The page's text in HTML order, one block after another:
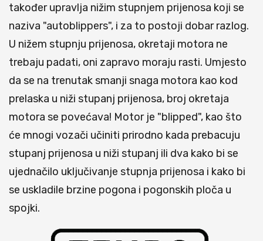
također upravlja nižim stupnjem prijenosa koji se
naziva "autoblippers", i za to postoji dobar razlog.
U nižem stupnju prijenosa, okretaji motora ne
trebaju padati, oni zapravo moraju rasti. Umjesto
da se na trenutak smanji snaga motora kao kod
prelaska u niži stupanj prijenosa, broj okretaja
motora se povećava! Motor je "blipped", kao što
će mnogi vozači učiniti prirodno kada prebacuju
stupanj prijenosa u niži stupanj ili dva kako bi se
ujednačilo uključivanje stupnja prijenosa i kako bi
se uskladile brzine pogona i pogonskih ploča u
spojki.